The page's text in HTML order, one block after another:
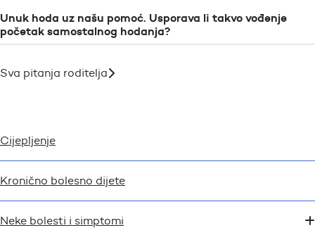
Unuk hoda uz našu pomoć. Usporava li takvo vođenje
početak samostalnog hodanja?
Sva pitanja roditelja
Cijepljenje
Kronično bolesno dijete
Neke bolesti i simptomi